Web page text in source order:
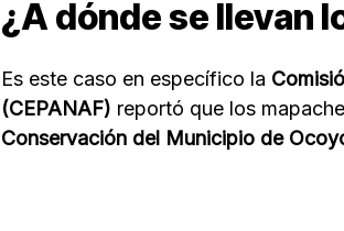
¿A dónde se llevan
Es este caso en específico la
(CEPANAF) reportó que los
Conservación del Municipio de